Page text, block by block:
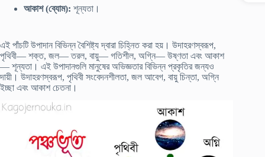
আকাশ (ব্যোম): শূন্যতা।
এই পাঁচটি উপাদান বিভিন্ন বৈশিষ্ট্য দ্বারা চিহ্নিত করা হয়। উদাহরণস্বরূপ,
পৃথিবী— শক্ত, জল— তরল, বায়ু— গতিশীল, অগ্নি— উষ্ণতা এবং আকাশ
— শূন্যতা। এই উপাদানগুলি মানুষের অভিজ্ঞতার বিভিন্ন প্রকৃতির জন্যও
দায়ী। উদাহরণস্বরূপ, পৃথিবী সংবেদনশীলতা, জল আবেগ, বায়ু চিন্তা, অগ্নি
ইচ্ছা এবং আকাশ চেতনা।